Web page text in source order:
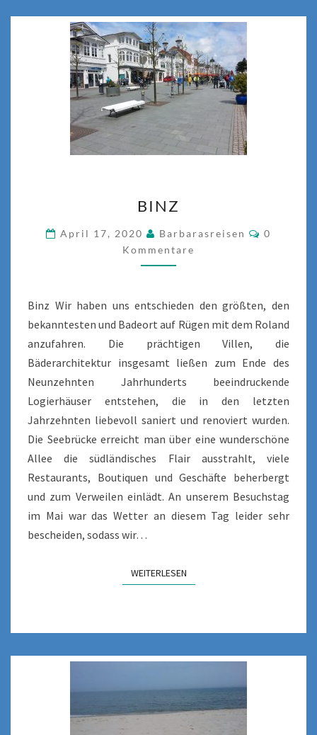
BINZ
April 17, 2020 Barbarasreisen
0
Kommentare
Binz Wir haben uns entschieden den größten, den
bekanntesten und Badeort auf Rügen mit dem Roland
anzufahren. Die prächtigen Villen, die
Bäderarchitektur insgesamt ließen zum Ende des
Neunzehnten Jahrhunderts beeindruckende
Logierhäuser entstehen, die in den letzten
Jahrzehnten liebevoll saniert und renoviert wurden.
Die Seebrücke erreicht man über eine wunderschöne
Allee die südländisches Flair ausstrahlt, viele
Restaurants, Boutiquen und Geschäfte beherbergt
und zum Verweilen einlädt. An unserem Besuchstag
im Mai war das Wetter an diesem Tag leider sehr
bescheiden, sodass wir…
WEITERLESENWEITERLESEN